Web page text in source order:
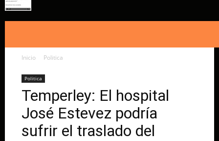
Inicio Politica
Politica
Temperley: El hospital
José Estevez podría
sufrir el traslado del